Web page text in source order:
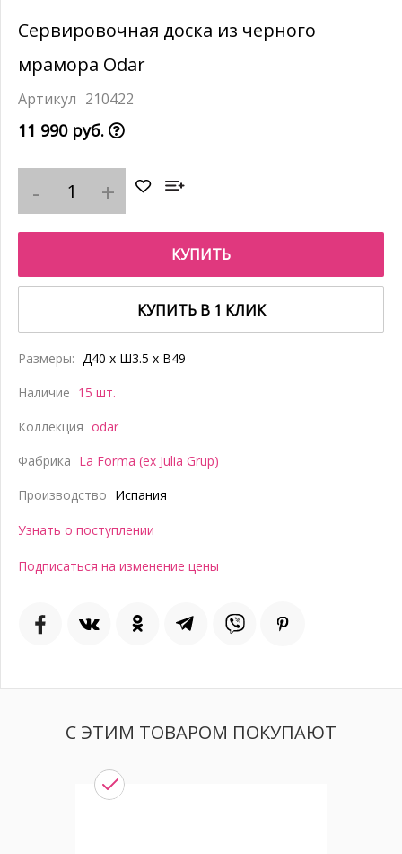
Сервировочная доска из черного
мрамора Odar
210422
11 990 руб.
КУПИТЬ
КУПИТЬ В 1 КЛИК
Размеры: Д40 x Ш3.5 x В49
Наличие 15 шт.
Коллекция odar
Фабрика La Forma (ex Julia Grup)
Производство Испания
Узнать о поступлении
Подписаться на изменение цены
С ЭТИМ ТОВАРОМ ПОКУПАЮТ